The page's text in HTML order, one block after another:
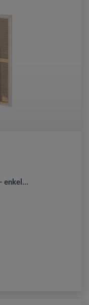
enkel...